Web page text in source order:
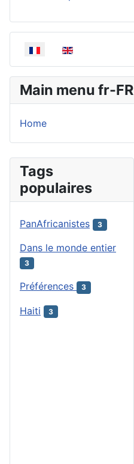
Sélectionnez votre langue
Main menu fr-FR
Home
Tags
populaires
PanAfricanistes 3
Dans le monde entier
3
Préférences 3
Haiti 3